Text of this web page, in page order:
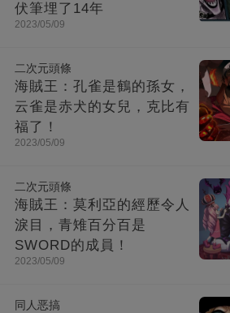
伏筆埋了14年
2023/05/09
二次元頭條
海賊王：孔雀是鶴的孫女，
云雀是赤犬的女兒，克比有
福了！
2023/05/09
二次元頭條
海賊王：莫利亞的經歷令人
淚目，青雉百分百是
SWORD的成員！
2023/05/09
同人恶搞